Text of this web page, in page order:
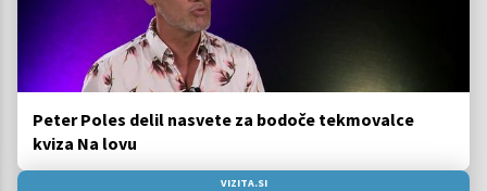
Peter Poles delil nasvete za bodoče tekmovalce
kviza Na lovu
VIZITA.SI